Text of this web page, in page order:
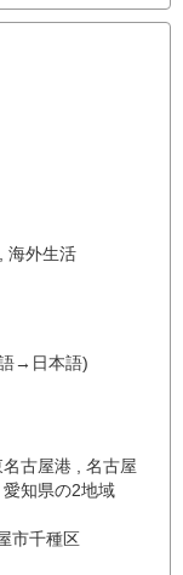
, 海外生活
→日本語)
古屋港 , 名古屋
知県の2地域
市千種区